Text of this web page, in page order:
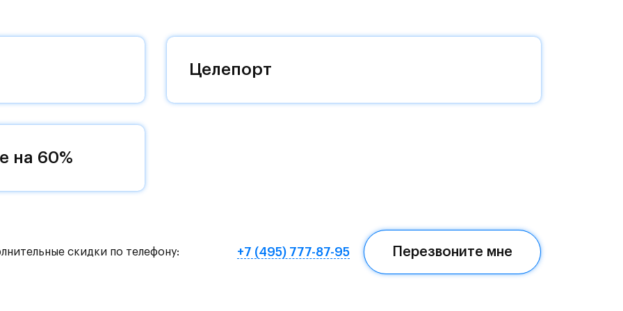
престижный статус западного
«своей» территорией, куда хочется
на Красногорское и Рублево-Успенское шоссе.
метро МЦД «Одинцово».
на «Северный обход Одинцово».
Целепорт
на 60%
скидки по телефону: +7 (495) 777-87-95 Перезвоните мне